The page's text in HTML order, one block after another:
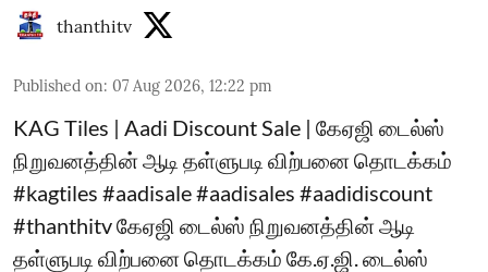
thanthitv
Published on: 07 Aug 2026, 12:22 pm
KAG Tiles | Aadi Discount Sale | கேஏஜி டைல்ஸ்
நிறுவனத்தின் ஆடி தள்ளுபடி விற்பனை தொடக்கம்
#kagtiles #aadisale #aadisales #aadidiscount
#thanthitv கேஏஜி டைல்ஸ் நிறுவனத்தின் ஆடி
தள்ளுபடி விற்பனை தொடக்கம் கே.ஏ.ஜி. டைல்ஸ்